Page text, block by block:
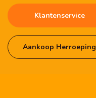
Klantenservice
Aankoop Herroeping